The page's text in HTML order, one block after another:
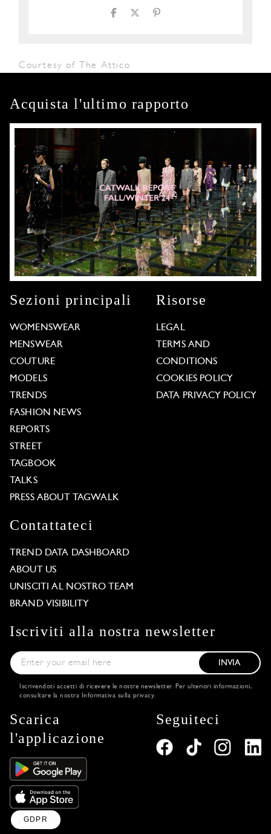
Courtesy of The Attico
Acquista l'ultimo rapporto
Sezioni principali
WOMENSWEAR
MENSWEAR
COUTURE
MODELS
TRENDS
FASHION NEWS
REPORTS
STREET
TAGBOOK
TALKS
PRESS ABOUT TAGWALK
Risorse
LEGAL
TERMS AND
CONDITIONS
COOKIES POLICY
DATA PRIVACY POLICY
Contattateci
TREND DATA DASHBOARD
ABOUT US
UNISCITI AL NOSTRO TEAM
BRAND VISIBILITY
Iscriviti alla nostra newsletter
INVIA
Iscrivendoti accetti di ricevere le nostre newsletter. Per ulteriori informazioni,
consultare la nostra
Informativa sulla privacy.
Scarica
l'applicazione
Seguiteci
GDPR